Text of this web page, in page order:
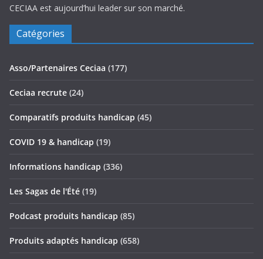
CECIAA est aujourd’hui leader sur son marché.
Catégories
Asso/Partenaires Ceciaa (177)
Ceciaa recrute (24)
Comparatifs produits handicap (45)
COVID 19 & handicap (19)
Informations handicap (336)
Les Sagas de l'Été (19)
Podcast produits handicap (85)
Produits adaptés handicap (658)